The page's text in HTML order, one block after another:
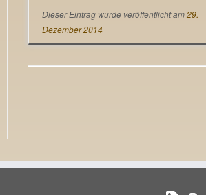
Dieser Eintrag wurde veröffentlicht am29.
Dezember 2014